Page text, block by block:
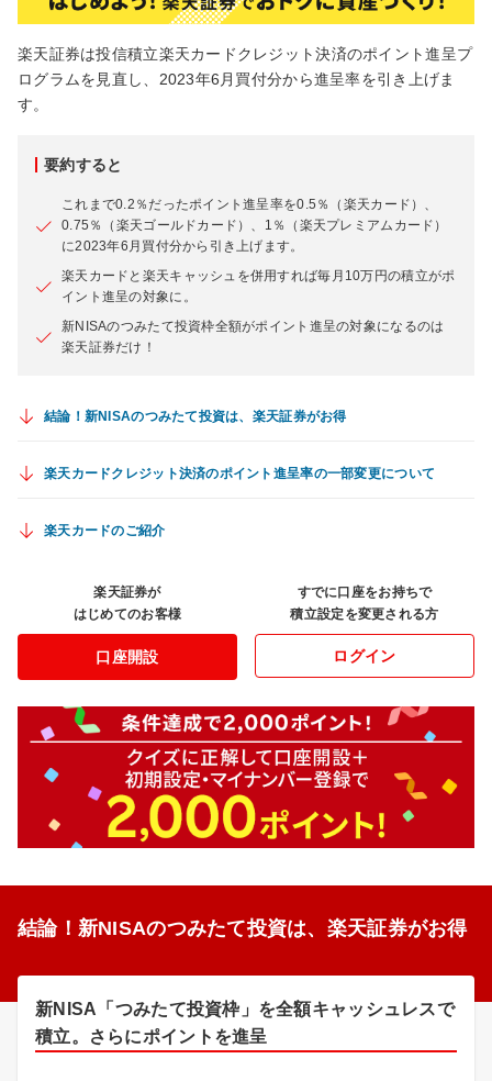
楽天証券は投信積立楽天カードクレジット決済のポイント進呈プ
ログラムを見直し、2023年6月買付分から進呈率を引き上げま
す。
要約すると
これまで0.2％だったポイント進呈率を0.5％（楽天カード）、
0.75％（楽天ゴールドカード）、1％（楽天プレミアムカード）
に2023年6月買付分から引き上げます。
楽天カードと楽天キャッシュを併用すれば毎月10万円の積立がポ
イント進呈の対象に。
新NISAのつみたて投資枠全額がポイント進呈の対象になるのは
楽天証券だけ！
結論！新NISAのつみたて投資は、楽天証券がお得
楽天カードクレジット決済のポイント進呈率の一部変更について
楽天カードのご紹介
楽天証券が
はじめてのお客様
口座開設
すでに口座をお持ちで
積立設定を変更される方
ログイン
結論！新NISAのつみたて投資は、楽天証券がお得
新NISA「つみたて投資枠」を全額キャッシュレスで
積立。さらにポイントを進呈